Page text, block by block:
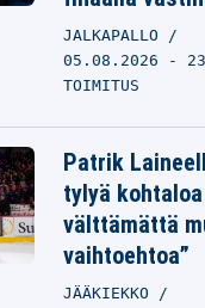
JALKAPALLO
05.08.2026 -
TOIMITUS
Patrik
tylyä kohtaloa
välttämättä
vaihtoehtoa”
JÄÄKIEKKO